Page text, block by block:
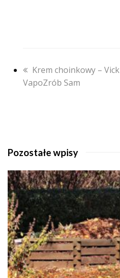
previous
post:
Krem choinkowy – Vick
VapoZrób Sam
Pozostałe wpisy